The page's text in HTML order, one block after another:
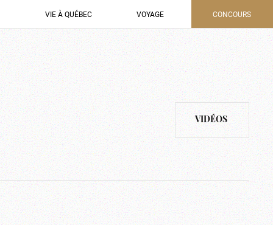
VIE À QUÉBEC VOYAGE CONCOURS
VIDÉOS